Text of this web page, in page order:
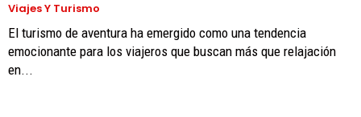
Viajes Y Turismo
El turismo de aventura ha emergido como una tendencia
emocionante para los viajeros que buscan más que relajación
en...